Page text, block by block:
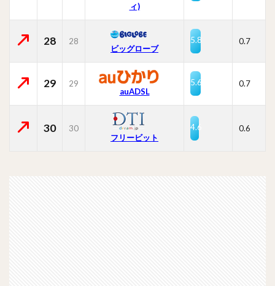
ィ)
28 28
ビッグローブ
5.8 0.7
29
29
auADSL
5.6 0.7
30
30
フリービット
4.6 0.6